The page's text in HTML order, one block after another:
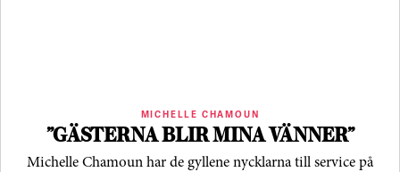
MICHELLE CHAMOUN
”GÄSTERNA BLIR MINA VÄNNER”
Michelle Chamoun har de gyllene nycklarna till service på